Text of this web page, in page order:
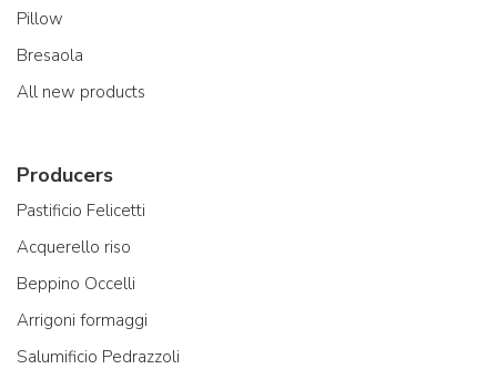
Pillow
Bresaola
All new products
Producers
Pastificio Felicetti
Acquerello riso
Beppino Occelli
Arrigoni formaggi
Salumificio Pedrazzoli